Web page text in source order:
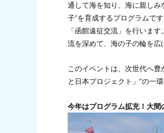
通して海を知り、海に親し
子”を育成するプログラムで
「函館遠征交流」を行いま
流を深めて、海の子の輪を広
このイベントは、次世代へ
と日本プロジェクト」”の一環
今年はプログラム拡充！大間